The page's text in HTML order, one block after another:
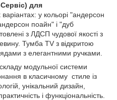
для
у кольорі "андерсон
поайн" і "дуб
з ЛДСП чудової якості з
Тумба TV з відкритою
з елегантними ручками.
модульної системи
в класичному стиле із
унікальний дизайн,
і функціональність.